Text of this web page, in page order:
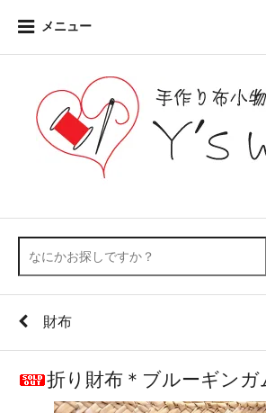
メニュー
財布
折り財布＊ブルーギンガ